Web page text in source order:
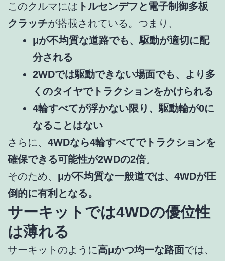
このクルマには トルセンデフと電子制御多板
クラッチが搭載されている。つまり、
μが不均質な道路でも、駆動が適切に配
分される
2WDでは駆動できない場面でも、より多
くのタイヤでトラクションをかけられる
4輪すべてが浮かない限り、駆動輪が0に
なることはない
さらに、 4WDなら4輪すべてでトラクションを
確保できる可能性が2WDの2倍。
そのため、 μが不均質な一般道では、4WDが圧
倒的に有利となる。
サーキットでは4WDの優位性
は薄れる
サーキットのように高μかつ均一な路面では、